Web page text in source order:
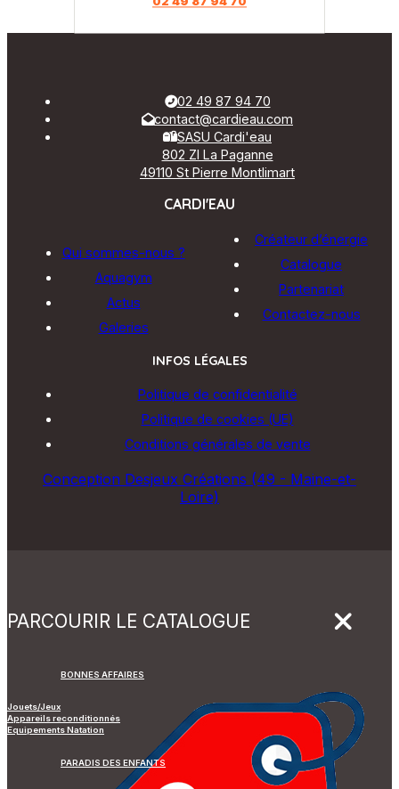
02 49 87 94 70
contact@cardieau.com
SASU Cardi'eau
802 ZI La Paganne
49110 St Pierre Montlimart
CARDI'EAU
Qui sommes-nous ?
Aquagym
Actus
Galeries
Créateur d’énergie
Catalogue
Partenariat
Contactez-nous
INFOS LÉGALES
Politique de confidentialité
Politique de cookies (UE)
Conditions générales de vente
Conception Desjeux Créations (49 - Maine-et-
Loire)
PARCOURIR LE CATALOGUE
BONNES AFFAIRES
Jouets/Jeux
Appareils reconditionnés
Equipements Natation
PARADIS DES ENFANTS